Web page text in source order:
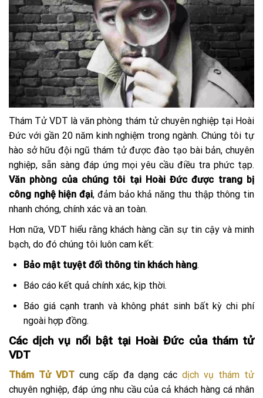
Thám Tử VDT là văn phòng thám tử chuyên nghiệp tại Hoài
Đức với gần 20 năm kinh nghiệm trong ngành. Chúng tôi tự
hào sở hữu đội ngũ thám tử được đào tạo bài bản, chuyên
nghiệp, sẵn sàng đáp ứng mọi yêu cầu điều tra phức tạp.
Văn phòng của chúng tôi tại Hoài Đức được trang bị
công nghệ hiện đại, đảm bảo khả năng thu thập thông tin
nhanh chóng, chính xác và an toàn.
Hơn nữa, VDT hiểu rằng khách hàng cần sự tin cậy và minh
bạch, do đó chúng tôi luôn cam kết:
Bảo mật tuyệt đối thông tin khách hàng.
Báo cáo kết quả chính xác, kịp thời.
Báo giá cạnh tranh và không phát sinh bất kỳ chi phí
ngoài hợp đồng.
Các dịch vụ nổi bật tại Hoài Đức của thám tử
VDT
Thám Tử VDT cung cấp đa dạng cácdịch vụ thám tử
chuyên nghiệp, đáp ứng nhu cầu của cả khách hàng cá nhân